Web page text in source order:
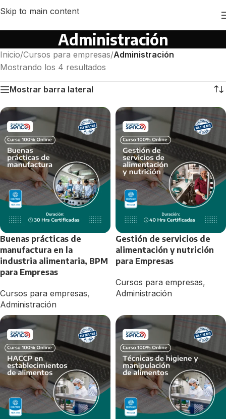
Skip to main content
Administración
Inicio/Cursos para empresas/Administración
Mostrando los 4 resultados
Mostrar barra lateral
Buenas prácticas de
manufactura en la
industria alimentaria, BPM
para Empresas
Cursos para empresas,
Administración
Gestión de servicios de
alimentación y nutrición
para Empresas
Cursos para empresas,
Administración